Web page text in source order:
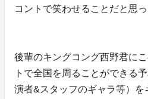
コントで笑わせることだと思っ
後輩のキングコング西野君に
トで全国を周ることができる
演者&スタッフのギャラ等）を